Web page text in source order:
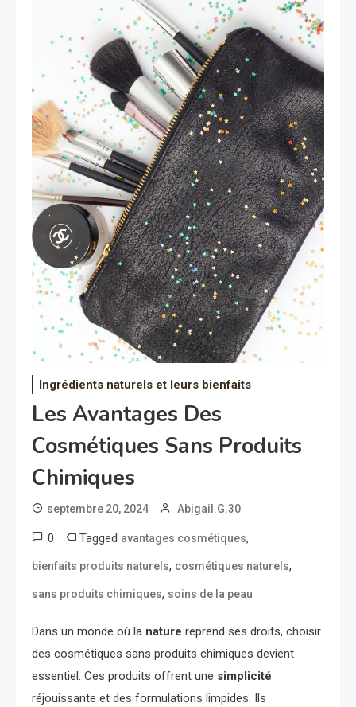
Ingrédients naturels et leurs bienfaits
Les Avantages Des
Cosmétiques Sans Produits
Chimiques
septembre 20, 2024 Abigail.G.30
0 Tagged avantages cosmétiques,
bienfaits produits naturels, cosmétiques naturels,
sans produits chimiques, soins de la peau
Dans un monde où la nature reprend ses droits, choisir
des cosmétiques sans produits chimiques devient
essentiel. Ces produits offrent une simplicité
réjouissante et des formulations limpides. Ils